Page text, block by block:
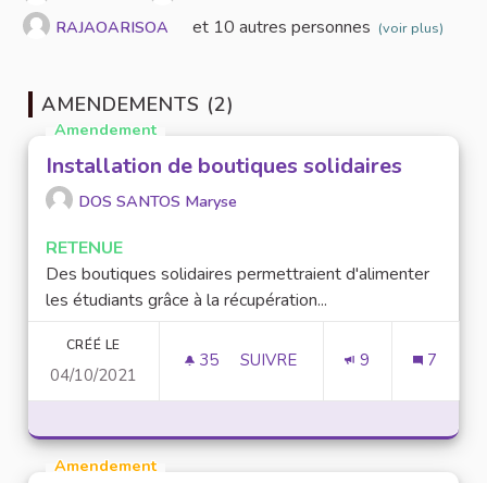
RAJAOARISOA
et 10 autres personnes (voir plus)
AMENDEMENTS (2)
Amendement
Installation de boutiques solidaires
DOS SANTOS Maryse
RETENUE
Des boutiques solidaires permettraient d'alimenter
les étudiants grâce à la récupération...
CRÉÉ LE
04/10/2021
35 35 ABONNÉS
SUIVRE 9 7
Amendement